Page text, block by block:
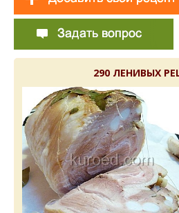
290 ЛЕНИВЫХ